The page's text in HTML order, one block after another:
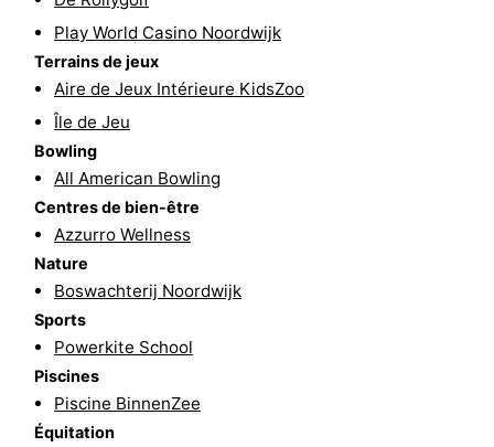
Méridionale
Leiden
Bollenstreek
Nature
Hollands
Duin
Katwijk
Scheveningen
Haye
Rotterdam
Rockanje
Météo
Play World Casino Noordwijk
Terrains de jeux
Aire de Jeux Intérieure KidsZoo
Île de Jeu
Bowling
All American Bowling
Centres de bien-être
Azzurro Wellness
Nature
Boswachterij Noordwijk
Sports
Powerkite School
Piscines
Piscine BinnenZee
Équitation